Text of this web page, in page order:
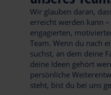
Wir glauben daran,
erreicht werden kann
engagierten,
Team. Wenn du nach
suchst, an dem deine
deine Ideen gehört
persönliche
steht, bist du bei uns